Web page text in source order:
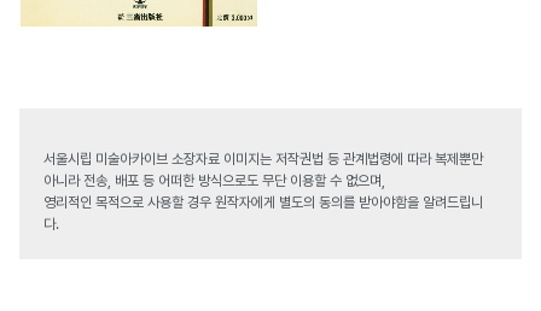
서울시립 미술아카이브 소장자료 이미지는 저작권법 등 관계법령에 따라 복제뿐만
아니라 전송, 배포 등 어떠한 방식으로도 무단 이용할 수 없으며,
영리적인 목적으로 사용할 경우 원작자에게 별도의 동의를 받아야함을 알려드립니
다.